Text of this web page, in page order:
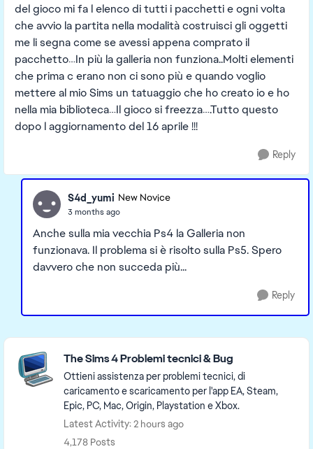
del gioco mi fa l elenco di tutti i pacchetti e ogni volta
che avvio la partita nella modalità costruisci gli oggetti
me li segna come se avessi appena comprato il
pacchetto…In più la galleria non funziona..Molti elementi
che prima c erano non ci sono più e quando voglio
mettere al mio Sims un tatuaggio che ho creato io e ho
nella mia biblioteca…Il gioco si freezza….Tutto questo
dopo l aggiornamento del 16 aprile !!!
Reply
S4d_yumi New Novice
3 months ago
Anche sulla mia vecchia Ps4 la Galleria non
funzionava. Il problema si è risolto sulla Ps5. Spero
davvero che non succeda più...
Reply
Featured Places
The Sims 4 Problemi tecnici & Bug
Ottieni assistenza per problemi tecnici, di
caricamento e scaricamento per l'app EA, Steam,
Epic, PC, Mac, Origin, Playstation e Xbox.
Latest Activity: 2 hours ago
4,178 Posts